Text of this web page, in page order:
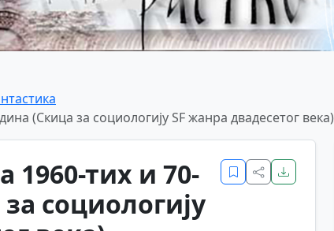
(Скица за социологију SF жанра двадесетог века)
1960-тих и 70-
социологију